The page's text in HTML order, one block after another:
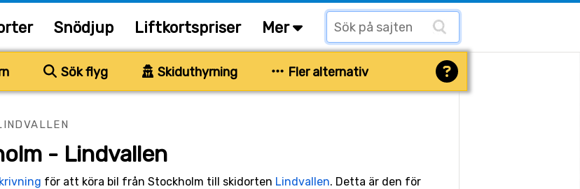
Snödjup Liftkortspriser Mer
Sök flyg Skiduthyrning Fler alternativ
- Lindvallen
för att köra bil från Stockholm till skidorten Lindvallen. Detta är den för